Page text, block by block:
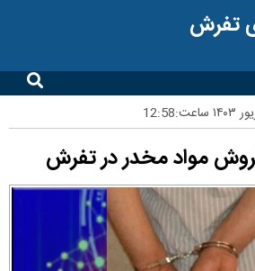
تفرش
مواد مخدر در تفرش